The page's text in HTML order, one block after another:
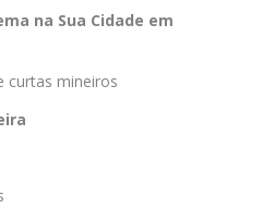
na Sua Cidade em
curtas mineiros